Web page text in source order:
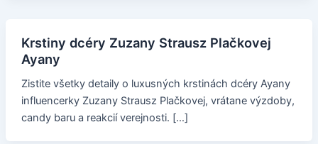
Krstiny dcéry Zuzany Strausz Plačkovej
Ayany
Zistite všetky detaily o luxusných krstinách dcéry Ayany
influencerky Zuzany Strausz Plačkovej, vrátane výzdoby,
candy baru a reakcií verejnosti. […]